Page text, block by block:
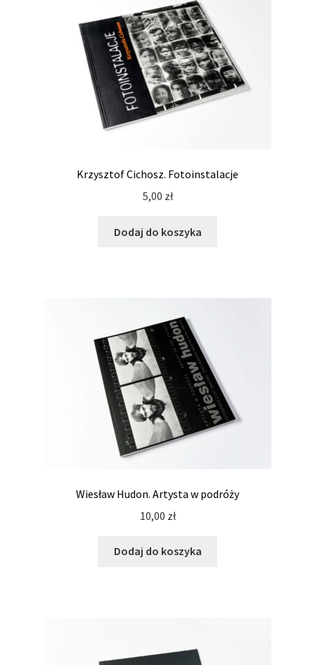
Krzysztof Cichosz. Fotoinstalacje
5,00 zł
Dodaj do koszyka
Wiesław Hudon. Artysta w podróży
10,00 zł
Dodaj do koszyka